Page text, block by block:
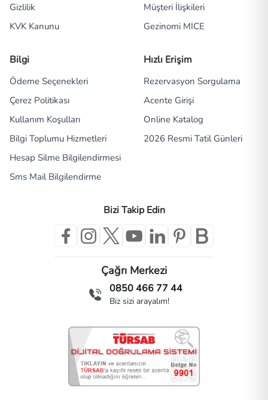
Gizlilik
KVK Kanunu
Müşteri İlişkileri
Gezinomi MICE
Bilgi
Ödeme Seçenekleri
Çerez Politikası
Kullanım Koşulları
Bilgi Toplumu Hizmetleri
Hesap Silme Bilgilendirmesi
Sms Mail Bilgilendirme
Hızlı Erişim
Rezervasyon Sorgulama
Acente Girişi
Online Katalog
2026 Resmi Tatil Günleri
Bizi Takip Edin
Çağrı Merkezi
0850 466 77 44
Biz sizi arayalım!